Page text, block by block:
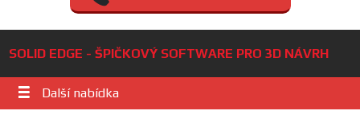
SOLID EDGE - ŠPIČKOVÝ SOFTWARE PRO 3D NÁVRH
Další nabídka